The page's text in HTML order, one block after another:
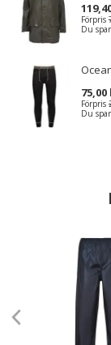
Förpris
Du
Förpris
Du